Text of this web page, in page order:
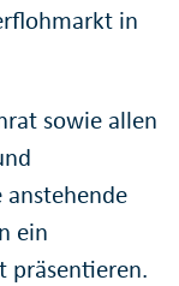
in
sowie allen
ein
präsentieren.